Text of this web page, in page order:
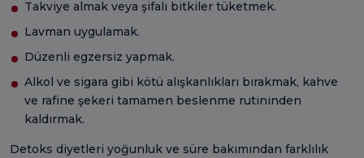
Takviye almak veya şifalı bitkiler tüketmek.
Lavman uygulamak.
Düzenli egzersiz yapmak.
Alkol ve sigara gibi kötü alışkanlıkları bırakmak, kahve
ve rafine şekeri tamamen beslenme rutininden
kaldırmak.
Detoks diyetleri yoğunluk ve süre bakımından farklılık